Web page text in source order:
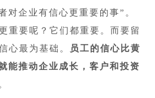
对企业有信心更重要的事”。
重要呢？它们都重要。而要留
心最为基础。
员工的信心比黄
能推动企业成长，客户和投资
。